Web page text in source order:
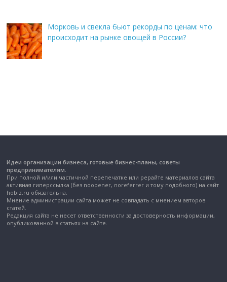
Морковь и свекла бьют рекорды по ценам: что
происходит на рынке овощей в России?
Идеи организации бизнеса, готовые бизнес-планы, советы
предпринимателям.
При полной и/или частичной перепечатке или рерайте материалов сайта
активная гиперссылка (без noopener, noreferrer и тому подобного) на сайт
hobiz.ru обязательна.
Мнение администрации сайта может не совпадать с мнением авторов
статей.
Редакция сайта не несет ответственности за достоверность информации,
опубликованной в статьях на сайте.